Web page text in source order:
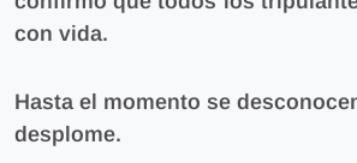
con vida.
Hasta el momento se
desplome.